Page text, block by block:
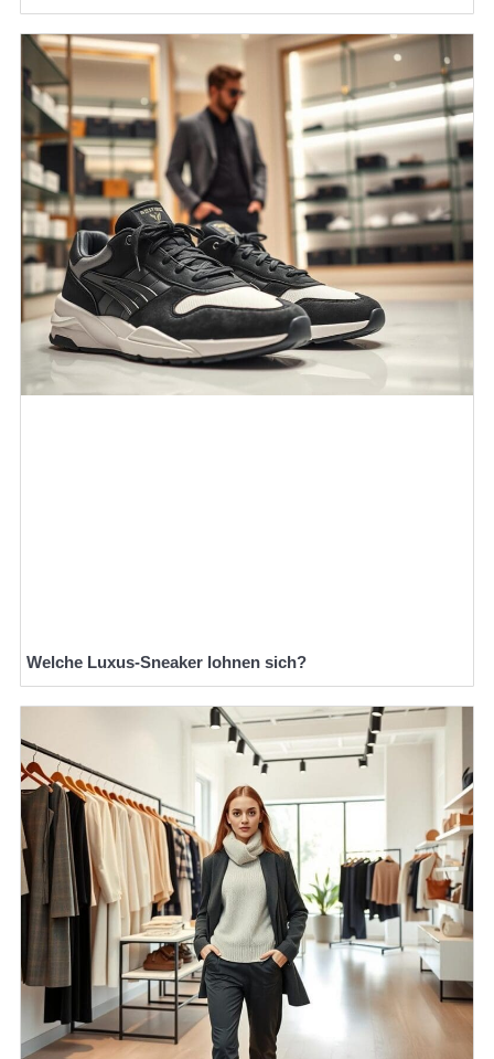
Welche Luxus-Sneaker lohnen sich?